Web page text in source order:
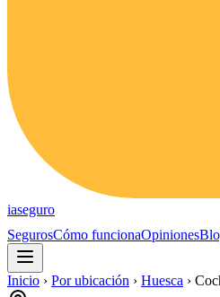
iaseguro
SegurosCómo funcionaOpiniones
Inicio › Por ubicación › Huesca ›